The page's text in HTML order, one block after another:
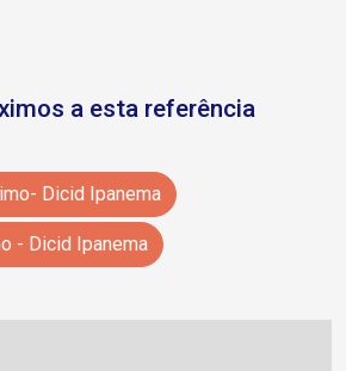
a esta referência
Dicid Ipanema
- Dicid Ipanema